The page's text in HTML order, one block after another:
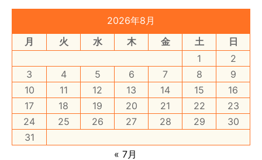
2026年8月
月
火 水 木 金 土
日
1
2
3
4 5 6 7 8
9
10
11 12 13 14 15
16
17
18 19 20 21 22
23
24
25 26 27 28 29
30
31
« 7月